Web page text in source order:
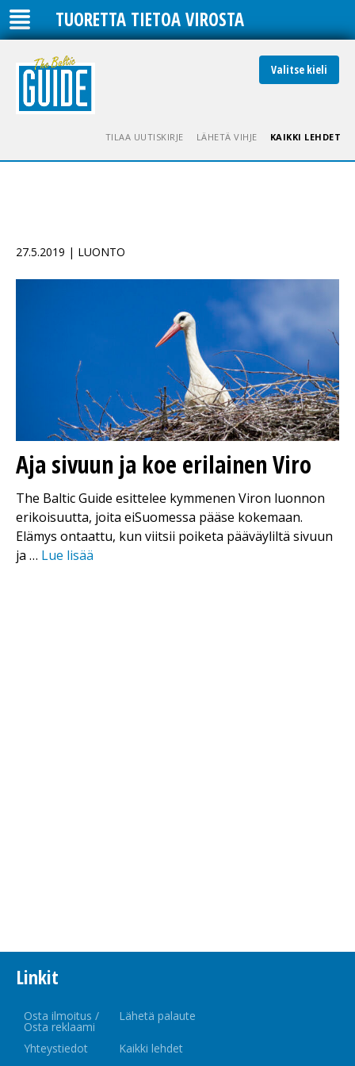
TUORETTA TIETOA VIROSTA
Valitse kieli
TILAA UUTISKIRJE LÄHETÄ VIHJE KAIKKI LEHDET
27.5.2019 | LUONTO
Aja sivuun ja koe erilainen Viro
The Baltic Guide esittelee kymmenen Viron luonnon
erikoisuutta, joita eiSuomessa pääse kokemaan.
Elämys ontaattu, kun viitsii poiketa pääväyliltä sivuun
ja … Lue lisää
Linkit
Osta ilmoitus /
Osta reklaami
Lähetä palaute
Yhteystiedot Kaikki lehdet